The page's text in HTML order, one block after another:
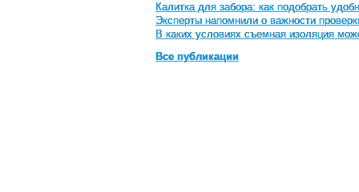
Калитка для забора: как подобрать
Эксперты напомнили о важности
В каких условиях съемная изоляция
Все публикации